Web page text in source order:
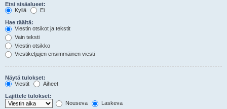
Etsi sisäalueet:
Kyllä
Ei
Hae täältä:
Viestin otsikot ja tekstit
Vain teksti
Viestin otsikko
Viestiketjujen ensimmäinen viesti
Näytä tulokset:
Viestit
Aiheet
Lajittele tulokset:
Nouseva
Laskeva